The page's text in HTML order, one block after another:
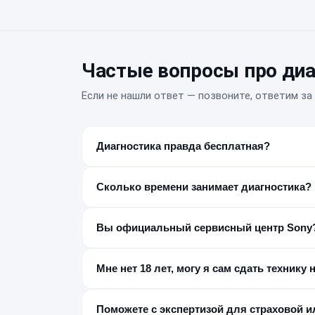
Частые вопросы про
Если не нашли ответ — позвоните, ответим за
Диагностика правда бесплатная?
₽, мы предупреждаем об этом заранее.
Сколько времени занимает диагностика?
Вы официальный сервисный центр
этим нужно обращаться в авторизованный СЦ
Мне нет 18 лет, могу я сам сдать технику
Поможете с экспертизой для страховой